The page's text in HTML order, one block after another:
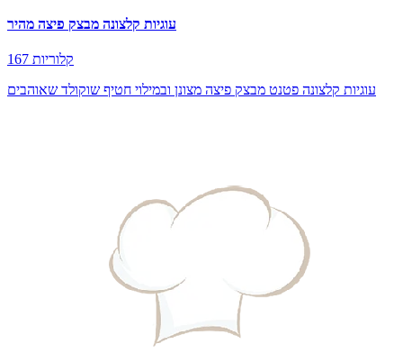
עוגיות קלצונה מבצק פיצה מהיר
167 קלוריות
עוגיות קלצונה פטנט מבצק פיצה מצונן ובמילוי חטיף שוקולד שאוהבים